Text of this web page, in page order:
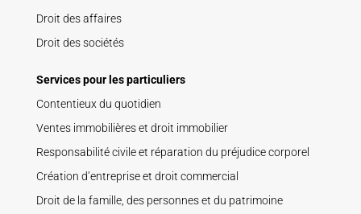
Droit des affaires
Droit des sociétés
Services pour les particuliers
Contentieux du quotidien
Ventes immobilières et droit immobilier
Responsabilité civile et réparation du préjudice corporel
Création d’entreprise et droit commercial
Droit de la famille, des personnes et du patrimoine